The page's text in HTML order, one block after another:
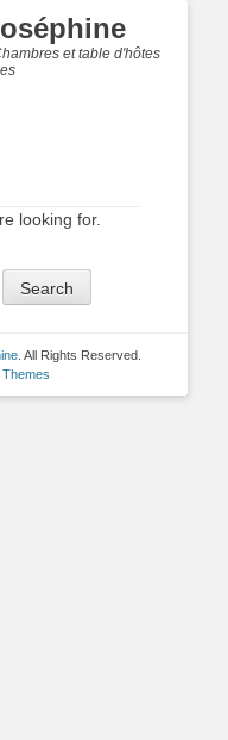
et table d'hôtes
looking for.
. All Rights Reserved.